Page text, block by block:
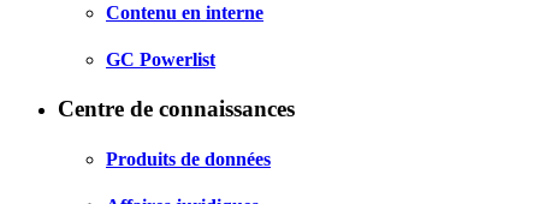
Contenu en interne
GC Powerlist
Centre de connaissances
Produits de données